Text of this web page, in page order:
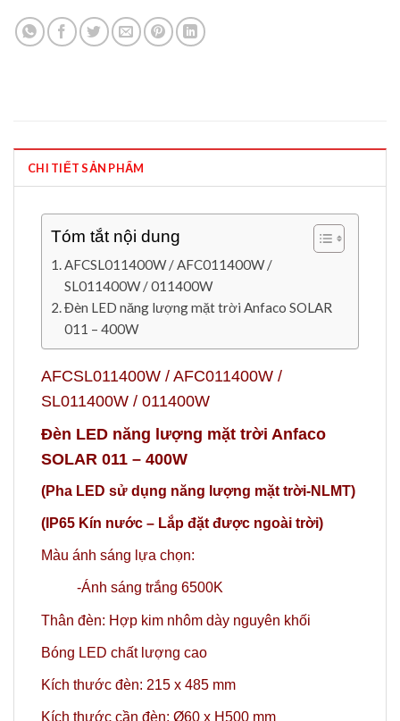
CHI TIẾT SẢN PHẨM
Tóm tắt nội dung
AFCSL011400W / AFC011400W /
SL011400W / 011400W
Đèn LED năng lượng mặt trời Anfaco SOLAR
011 – 400W
AFCSL011400W / AFC011400W /
SL011400W / 011400W
Đèn LED năng lượng mặt trời Anfaco
SOLAR 011 – 400W
(Pha LED sử dụng năng lượng mặt trời-NLMT)
(IP65 Kín nước – Lắp đặt được ngoài trời)
Màu ánh sáng lựa chọn:
-Ánh sáng trắng 6500K
Thân đèn: Hợp kim nhôm dày nguyên khối
Bóng LED chất lượng cao
Kích thước đèn: 215 x 485 mm
Kích thước cần đèn: Ø60 x H500 mm